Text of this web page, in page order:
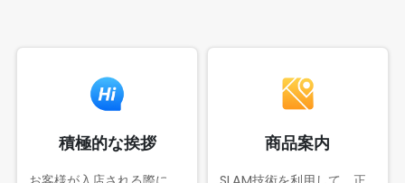
積極的な挨拶 商品案内